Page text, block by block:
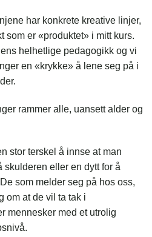
har konkrete kreative linjer,
som er «produktet» i mitt kurs.
helhetlige pedagogikk og vi
en «krykke» å lene seg på i
rammer alle, uansett alder og
stor terskel å innse at man
skulderen eller en dytt for å
som melder seg på hos oss,
om at de vil ta tak i
mennesker med et utrolig